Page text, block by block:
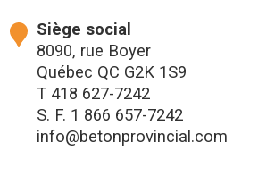
Siège social
8090, rue Boyer
Québec QC G2K 1S9
T 418 627-7242
S. F. 1 866 657-7242
info@betonprovincial.com